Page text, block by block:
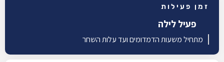
זמן פעילות
פעיל לילה
מתחיל משעות הדמדומים ועד עלות השחר